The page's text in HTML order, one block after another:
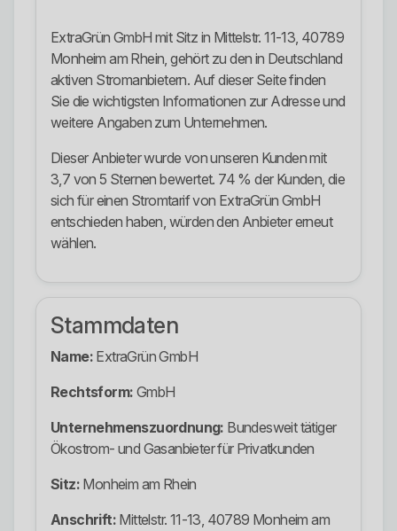
ExtraGrün GmbH mit Sitz in Mittelstr. 11-13, 40789
Monheim am Rhein, gehört zu den in Deutschland
aktiven Stromanbietern. Auf dieser Seite finden
Sie die wichtigsten Informationen zur Adresse und
weitere Angaben zum Unternehmen.
Dieser Anbieter wurde von unseren Kunden mit
3,7 von 5 Sternen bewertet. 74 % der Kunden, die
sich für einen Stromtarif von ExtraGrün GmbH
entschieden haben, würden den Anbieter erneut
wählen.
Stammdaten
Name: ExtraGrün GmbH
Rechtsform: GmbH
Unternehmenszuordnung: Bundesweit tätiger
Ökostrom- und Gasanbieter für Privatkunden
Sitz: Monheim am Rhein
Anschrift: Mittelstr. 11-13, 40789 Monheim am